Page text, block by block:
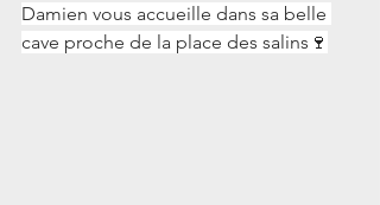
Damien vous accueille dans sa belle
cave proche de la place des salins🍷